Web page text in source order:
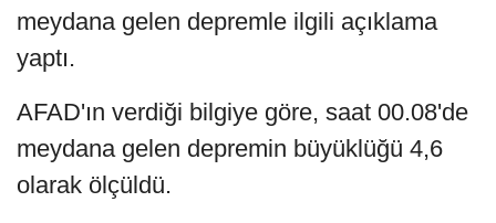
meydana gelen depremle ilgili açıklama
yaptı.
AFAD'ın verdiği bilgiye göre, saat 00.08'de
meydana gelen depremin büyüklüğü 4,6
olarak ölçüldü.